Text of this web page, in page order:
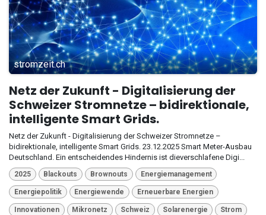
stromzeit.ch
Netz der Zukunft - Digitalisierung der
Schweizer Stromnetze – bidirektionale,
intelligente Smart Grids.
Netz der Zukunft - Digitalisierung der Schweizer Stromnetze –
bidirektionale, intelligente Smart Grids. 23.12.2025 Smart Meter-Ausbau
Deutschland. Ein entscheidendes Hindernis ist dieverschlafene Digi...
2025 Blackouts Brownouts Energiemanagement
Energiepolitik Energiewende Erneuerbare Energien
Innovationen Mikronetz Schweiz Solarenergie Strom